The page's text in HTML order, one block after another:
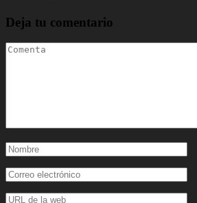
Deja tu comentario